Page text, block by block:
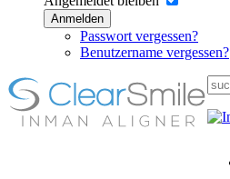
Anmelden
Passwort vergessen?
Benutzername vergessen?